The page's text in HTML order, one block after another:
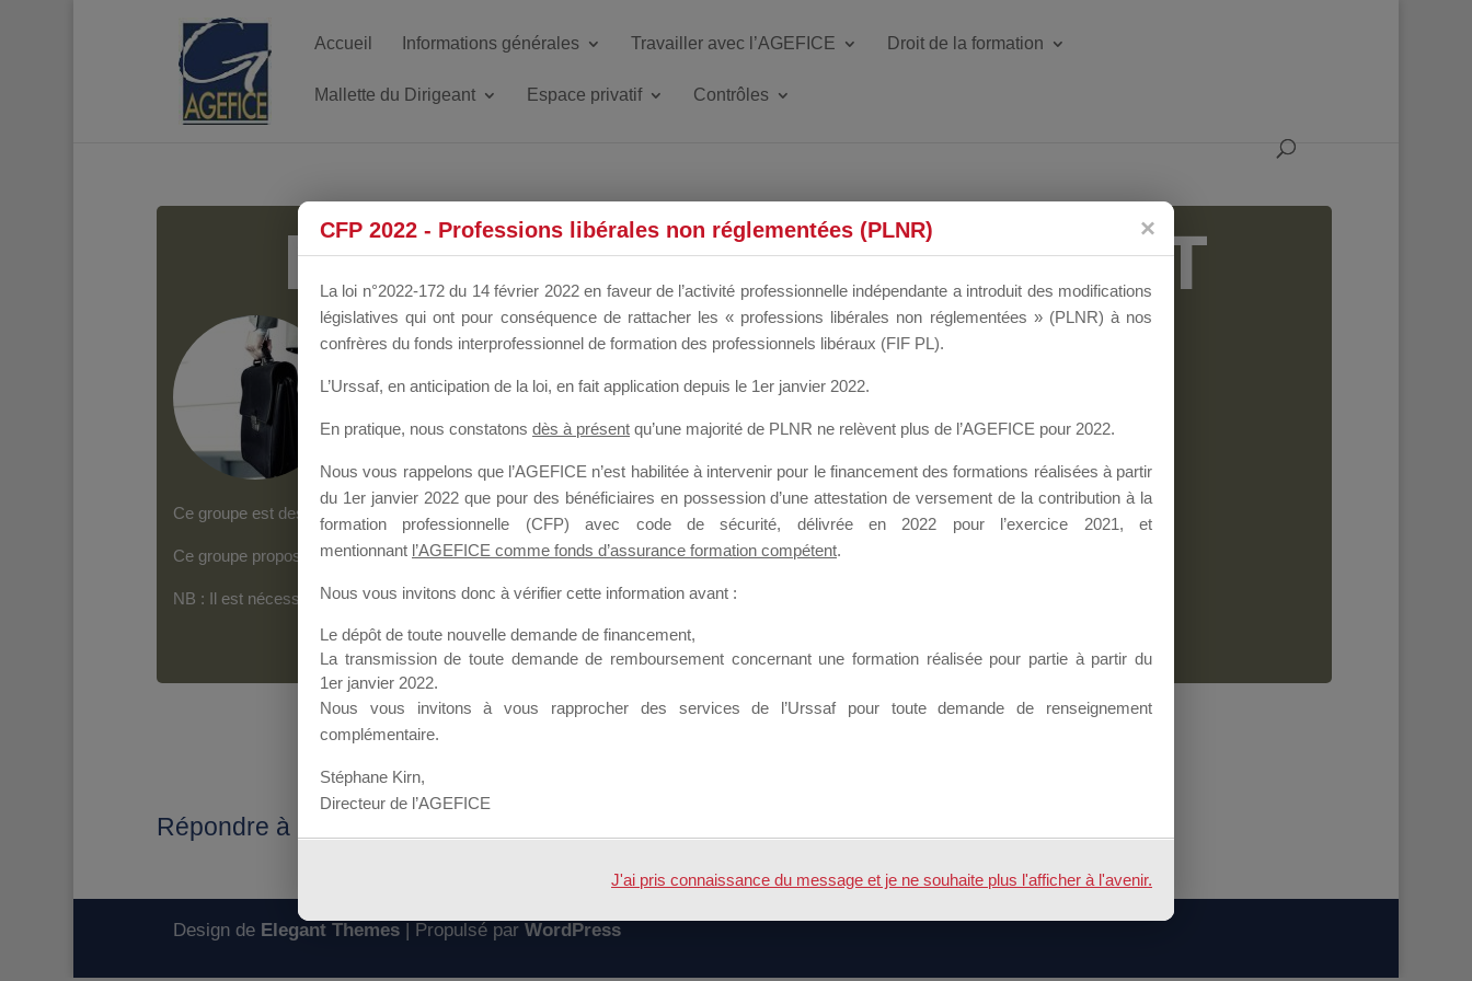
Accueil Informations générales Travailler avec l’AGEFICE Droit de la formation
Mallette du Dirigeant Espace privatif Contrôles
MALLETTE DU DIRIGEANT
Groupe Public il y a un mois
Ce groupe est destiné aux Organismes de Formation qui souhaitent répondre à l’Appel à Propositions Mallette du Dirigeant.
Ce groupe propose un forum dédié au support sur lequel il est possible de laisser un message ou poser une question.
NB : Il est nécessaire d’êtreinscrit(e)pour pouvoir rejoindre ce groupe
Répondre à : DEPOT DOSSIER MDD
Design de Elegant Themes| Propulsé par WordPress
CFP 2022 - Professions libérales non réglementées (PLNR)
La loi n°2022-172 du 14 février 2022 en faveur de l’activité professionnelle indépendante a introduit des modifications
législatives qui ont pour conséquence de rattacher les « professions libérales non réglementées » (PLNR) à nos
confrères du fonds interprofessionnel de formation des professionnels libéraux (FIF PL).
L’Urssaf, en anticipation de la loi, en fait application depuis le 1er janvier 2022.
En pratique, nous constatons dès à présent qu’une majorité de PLNR ne relèvent plus de l’AGEFICE pour 2022.
Nous vous rappelons que l’AGEFICE n’est habilitée à intervenir pour le financement des formations réalisées à partir
du 1er janvier 2022 que pour des bénéficiaires en possession d’une attestation de versement de la contribution à la
formation professionnelle (CFP) avec code de sécurité, délivrée en 2022 pour l’exercice 2021, et
mentionnant l’AGEFICE comme fonds d’assurance formation compétent.
Nous vous invitons donc à vérifier cette information avant :
Le dépôt de toute nouvelle demande de financement,
La transmission de toute demande de remboursement concernant une formation réalisée pour partie à partir du
1er janvier 2022.
Nous vous invitons à vous rapprocher des services de l’Urssaf pour toute demande de renseignement
complémentaire.
Stéphane Kirn,
Directeur de l’AGEFICE
J'ai pris connaissance du message et je ne souhaite plus l'afficher à l'avenir.